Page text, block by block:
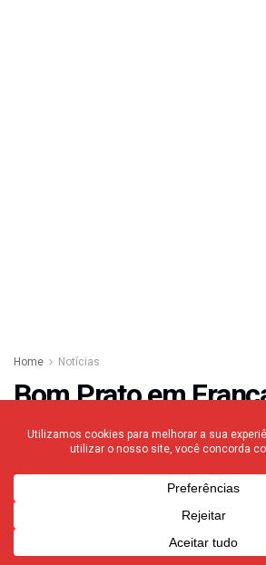
Home Notícias
Bom Prato em
‘ceia de Natal’ a R$
de dezembro
17/12/2021